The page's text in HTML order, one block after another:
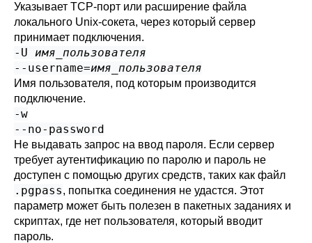
Указывает TCP-порт или расширение файла
локального Unix-сокета, через который сервер
принимает подключения.
-U имя_пользователя
--username=имя_пользователя
Имя пользователя, под которым производится
подключение.
-w
--no-password
Не выдавать запрос на ввод пароля. Если сервер
требует аутентификацию по паролю и пароль не
доступен с помощью других средств, таких как файл
.pgpass, попытка соединения не удастся. Этот
параметр может быть полезен в пакетных заданиях и
скриптах, где нет пользователя, который вводит
пароль.